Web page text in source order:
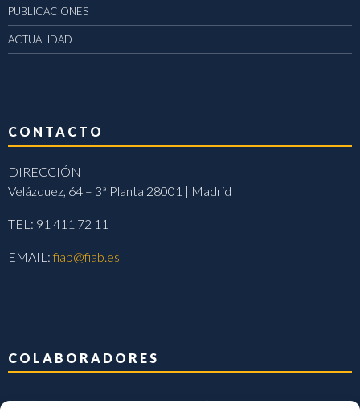
PUBLICACIONES
ACTUALIDAD
CONTACTO
DIRECCIÓN
Velázquez, 64 – 3ª Planta 28001 | Madrid
TEL: 91 411 72 11
EMAIL:fiab@fiab.es
COLABORADORES